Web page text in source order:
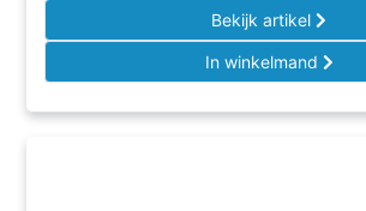
Bekijk artikel
In winkelmand